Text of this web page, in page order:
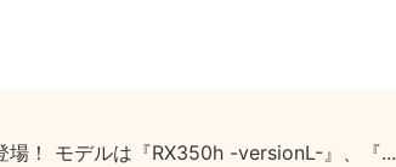
場！ モデルは『RX350h -versionL-』、『...